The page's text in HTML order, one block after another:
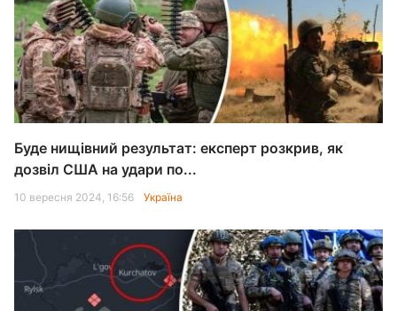
Буде нищівний результат: експерт розкрив, як
дозвіл США на удари по...
10 вересня 2024, 16:56 Україна